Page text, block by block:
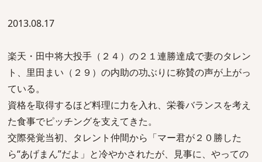
2013.08.17
楽天・田中将大投手（２４）の２１連勝達成で妻のタレン
ト、里田まい（２９）の内助の功ぶりに称賛の声が上がっ
ている。
資格を取得するほど料理に力を入れ、栄養バランスを考え
た食事でピッチングを支えてきた。
交際発覚当初、タレント仲間から「マー君が２０勝した
ら“あげまん”だよ」と冷やかされたが、見事に、やっての